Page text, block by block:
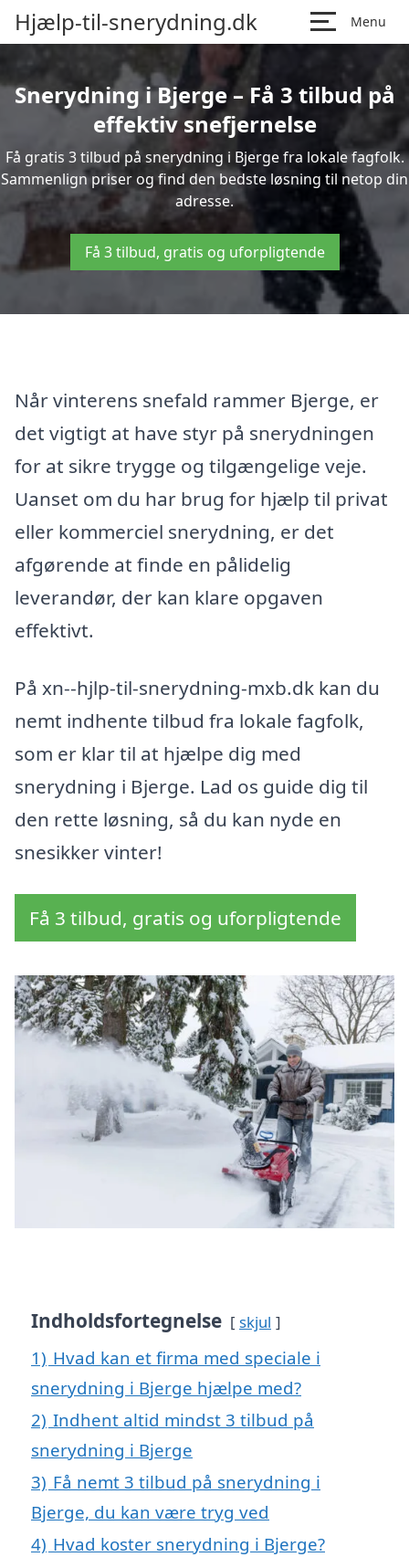
Hjælp-til-snerydning.dk Menu
Snerydning i Bjerge – Få 3 tilbud på
effektiv snefjernelse
Få gratis 3 tilbud på snerydning i Bjerge fra lokale fagfolk.
Sammenlign priser og find den bedste løsning til netop din
adresse.
Få 3 tilbud, gratis og uforpligtende
Når vinterens snefald rammer Bjerge, er
det vigtigt at have styr på snerydningen
for at sikre trygge og tilgængelige veje.
Uanset om du har brug for hjælp til privat
eller kommerciel snerydning, er det
afgørende at finde en pålidelig
leverandør, der kan klare opgaven
effektivt.
På xn--hjlp-til-snerydning-mxb.dk kan du
nemt indhente tilbud fra lokale fagfolk,
som er klar til at hjælpe dig med
snerydning i Bjerge. Lad os guide dig til
den rette løsning, så du kan nyde en
snesikker vinter!
Få 3 tilbud, gratis og uforpligtende
Indholdsfortegnelse skjul
1) Hvad kan et firma med speciale i
snerydning i Bjerge hjælpe med?
2) Indhent altid mindst 3 tilbud på
snerydning i Bjerge
3) Få nemt 3 tilbud på snerydning i
Bjerge, du kan være tryg ved
4) Hvad koster snerydning i Bjerge?